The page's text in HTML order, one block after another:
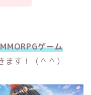
ゲーム
ます！（＾＾）